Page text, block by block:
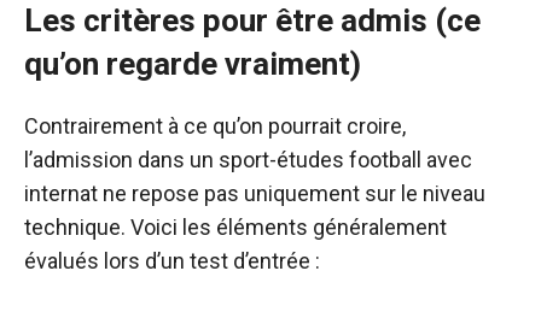
Les critères pour être admis (ce
qu’on regarde vraiment)
Contrairement à ce qu’on pourrait croire,
l’admission dans un sport-études football avec
internat ne repose pas uniquement sur le niveau
technique. Voici les éléments généralement
évalués lors d’un test d’entrée :